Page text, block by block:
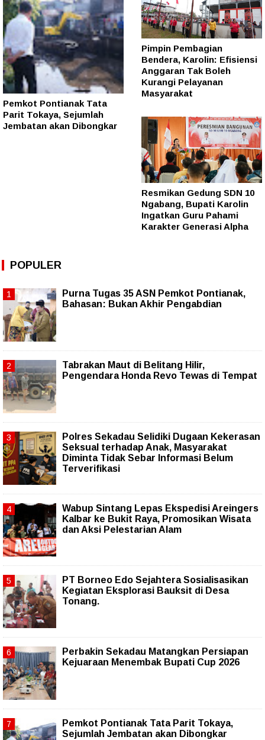
Pemkot Pontianak Tata
Parit Tokaya, Sejumlah
Jembatan akan Dibongkar
Pimpin Pembagian
Bendera, Karolin: Efisiensi
Anggaran Tak Boleh
Kurangi Pelayanan
Masyarakat
Resmikan Gedung SDN 10
Ngabang, Bupati Karolin
Ingatkan Guru Pahami
Karakter Generasi Alpha
POPULER
Purna Tugas 35 ASN Pemkot Pontianak,
Bahasan: Bukan Akhir Pengabdian
Tabrakan Maut di Belitang Hilir,
Pengendara Honda Revo Tewas di Tempat
Polres Sekadau Selidiki Dugaan Kekerasan
Seksual terhadap Anak, Masyarakat
Diminta Tidak Sebar Informasi Belum
Terverifikasi
Wabup Sintang Lepas Ekspedisi Areingers
Kalbar ke Bukit Raya, Promosikan Wisata
dan Aksi Pelestarian Alam
PT Borneo Edo Sejahtera Sosialisasikan
Kegiatan Eksplorasi Bauksit di Desa
Tonang.
Perbakin Sekadau Matangkan Persiapan
Kejuaraan Menembak Bupati Cup 2026
Pemkot Pontianak Tata Parit Tokaya,
Sejumlah Jembatan akan Dibongkar